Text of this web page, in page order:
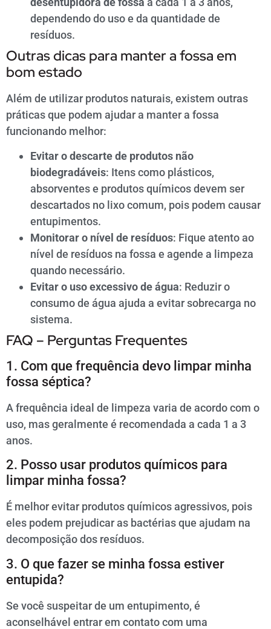
dependendo do uso e da quantidade de
resíduos.
Outras dicas para manter a fossa em
bom estado
Além de utilizar produtos naturais, existem outras
práticas que podem ajudar a manter a fossa
funcionando melhor:
Evitar o descarte de produtos não
biodegradáveis: Itens como plásticos,
absorventes e produtos químicos devem ser
descartados no lixo comum, pois podem causar
entupimentos.
Monitorar o nível de resíduos: Fique atento ao
nível de resíduos na fossa e agende a limpeza
quando necessário.
Evitar o uso excessivo de água: Reduzir o
consumo de água ajuda a evitar sobrecarga no
sistema.
FAQ – Perguntas Frequentes
1. Com que frequência devo limpar minha
fossa séptica?
A frequência ideal de limpeza varia de acordo com o
uso, mas geralmente é recomendada a cada 1 a 3
anos.
2. Posso usar produtos químicos para
limpar minha fossa?
É melhor evitar produtos químicos agressivos, pois
eles podem prejudicar as bactérias que ajudam na
decomposição dos resíduos.
3. O que fazer se minha fossa estiver
entupida?
Se você suspeitar de um entupimento, é
aconselhável entrar em contato com uma